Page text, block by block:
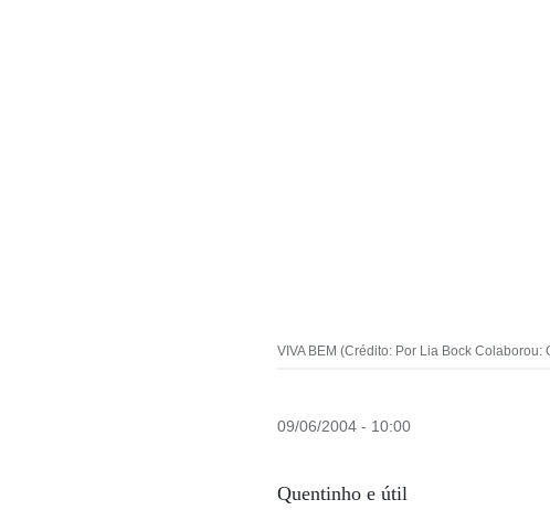
VIVA BEM (Crédito: Por Lia Bock Colaborou:
09/06/2004 - 10:00
Quentinho e útil